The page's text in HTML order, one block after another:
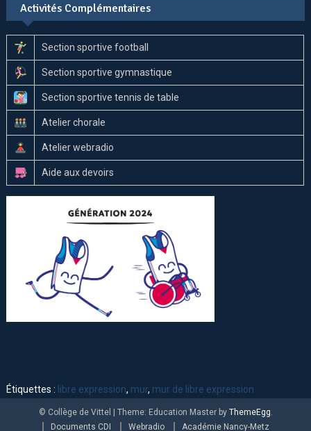
Activités Complémentaires
Section sportive football
Section sportive gymnastique
Section sportive tennis de table
Atelier chorale
Atelier webradio
Aide aux devoirs
Étiquettes : libre expression, mur, mur de libre expression
© Collège de Vittel | Theme: Education Master by ThemeEgg
Documents CDI
Webradio Académie Nancy-Metz